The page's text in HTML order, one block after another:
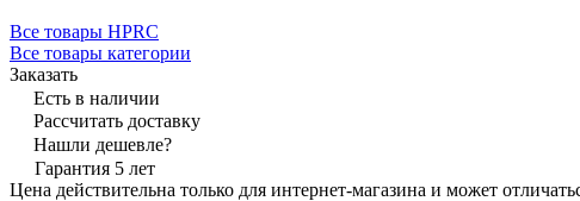
Все товары HPRC
Все товары категории
Заказать
Есть в наличии
Рассчитать доставку
Нашли дешевле?
Гарантия 5 лет
Цена действительна только для интернет-магазина и может